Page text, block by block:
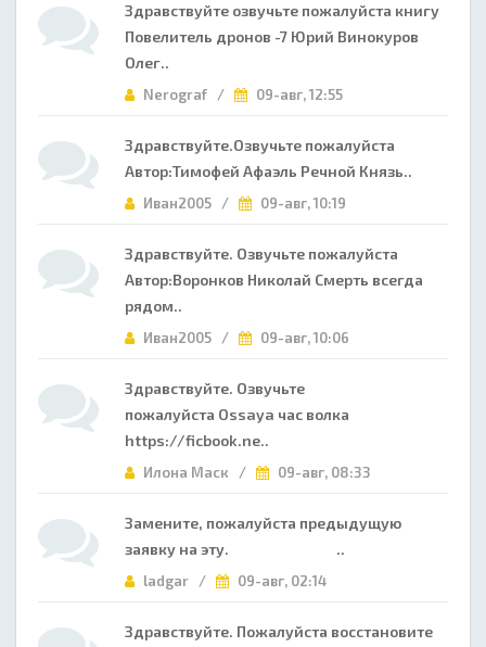
Здравствуйте озвучьте пожалуйста книгу
Повелитель дронов -7 Юрий Винокуров
Олег..
Nerograf / 09-авг, 12:55
Здравствуйте.Озвучьте пожалуйста
Автор:Тимофей Афаэль Речной Князь..
Иван2005 / 09-авг, 10:19
Здравствуйте. Озвучьте пожалуйста
Автор:Воронков Николай Смерть всегда
рядом..
Иван2005 / 09-авг, 10:06
Здравствуйте. Озвучьте
пожалуйста Ossaya час волка
https://ficbook.ne..
Илона Маск / 09-авг, 08:33
Замените, пожалуйста предыдущую
заявку на эту. ..
ladgar / 09-авг, 02:14
Здравствуйте. Пожалуйста восстановите